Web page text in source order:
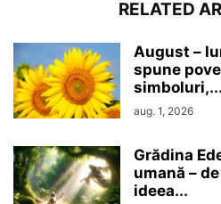
RELATED
August –
spune
simboluri,...
aug. 1, 2026
Grădina
umană –
ideea...